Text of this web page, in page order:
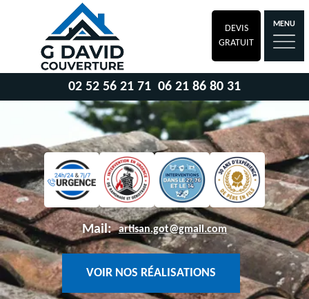
DEVIS
GRATUIT
MENU
02 52 56 21 71 06 21 86 80 31
Mail: artisan.got@gmail.com
VOIR NOS RÉALISATIONS